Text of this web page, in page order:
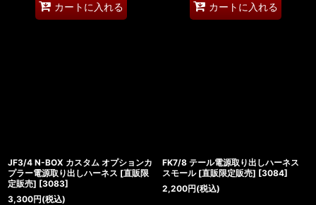
カートに入れる カートに入れる
JF3/4 N-BOX カスタム オプションカ
プラー電源取り出しハーネス [直販限
定販売] [3083]
3,300円(税込)
FK7/8 テール電源取り出しハーネス
スモール [直販限定販売] [3084]
2,200円(税込)